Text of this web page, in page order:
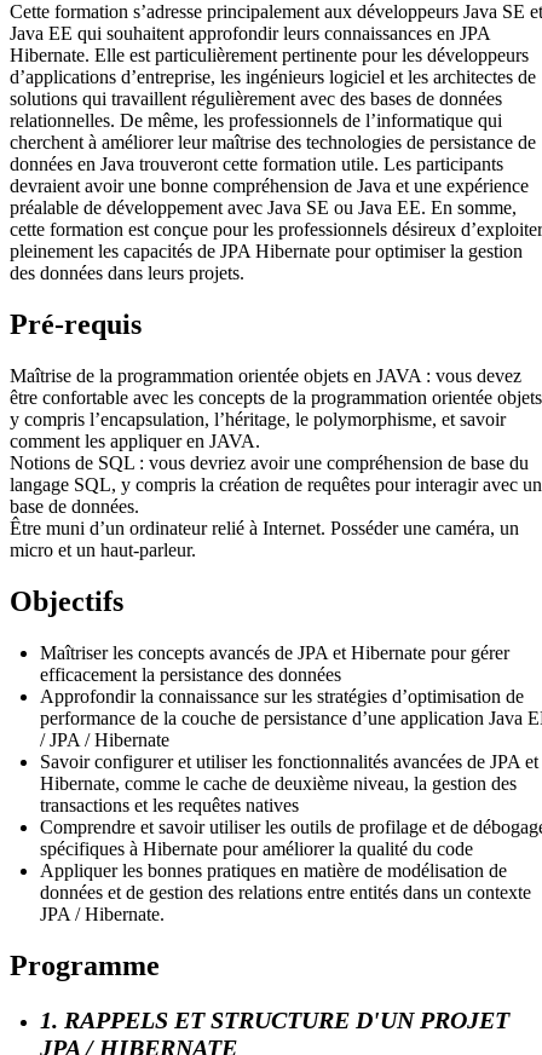
Cette formation s’adresse principalement aux développeurs Java SE et
Java EE qui souhaitent approfondir leurs connaissances en JPA
Hibernate. Elle est particulièrement pertinente pour les développeurs
d’applications d’entreprise, les ingénieurs logiciel et les architectes de
solutions qui travaillent régulièrement avec des bases de données
relationnelles. De même, les professionnels de l’informatique qui
cherchent à améliorer leur maîtrise des technologies de persistance de
données en Java trouveront cette formation utile. Les participants
devraient avoir une bonne compréhension de Java et une expérience
préalable de développement avec Java SE ou Java EE. En somme,
cette formation est conçue pour les professionnels désireux d’exploiter
pleinement les capacités de JPA Hibernate pour optimiser la gestion
des données dans leurs projets.
Pré-requis
Maîtrise de la programmation orientée objets en JAVA : vous devez
être confortable avec les concepts de la programmation orientée
y compris l’encapsulation, l’héritage, le polymorphisme, et savoir
comment les appliquer en JAVA.
Notions de SQL : vous devriez avoir une compréhension de base du
langage SQL, y compris la création de requêtes pour interagir avec
base de données.
Être muni d’un ordinateur relié à Internet. Posséder une caméra, un
micro et un haut-parleur.
Objectifs
Maîtriser les concepts avancés de JPA et Hibernate pour gérer
efficacement la persistance des données
Approfondir la connaissance sur les stratégies d’optimisation de
performance de la couche de persistance d’une application Java
/ JPA / Hibernate
Savoir configurer et utiliser les fonctionnalités avancées de JPA et
Hibernate, comme le cache de deuxième niveau, la gestion des
transactions et les requêtes natives
Comprendre et savoir utiliser les outils de profilage et de
spécifiques à Hibernate pour améliorer la qualité du code
Appliquer les bonnes pratiques en matière de modélisation de
données et de gestion des relations entre entités dans un contexte
JPA / Hibernate.
Programme
1. RAPPELS ET STRUCTURE D'UN PROJET
JPA / HIBERNATE